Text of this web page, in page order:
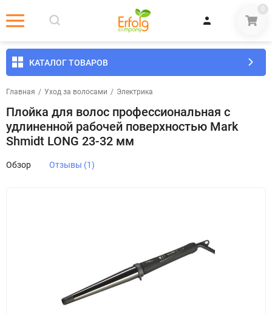
0
КАТАЛОГ ТОВАРОВ
Главная / Уход за волосами / Электрика
Плойка для волос профессиональная с
удлиненной рабочей поверхностью Mark
Shmidt LONG 23-32 мм
Обзор Отзывы (1)